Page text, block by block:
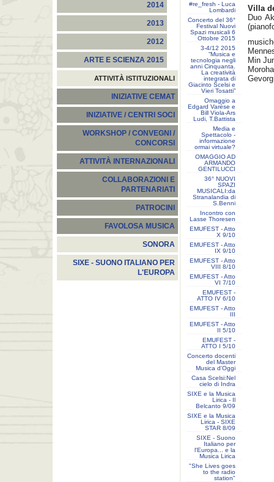
2014
2013
2012
ARTE E SCIENZA 2015
ATTIVITÀ ISTITUZIONALI
INIZIATIVE CEMAT
INIZIATIVE / CENTRI SOCI
WORKSHOP / CONVEGNI /
CONCORSI
ATTIVITÀ INTERNAZIONALI
COLLABORAZIONI E
PARTENARIATI
PATROCINI
FAVOLOSA MUSICA
SONORA
SIXE - SUONO ITALIANO PER
L'EUROPA
#re_fresh - Luca
Lombardi
Concerto del 36°
Festival Nuovi
Spazi musicali 6
Ottobre 2015
3-4/12 2015
“Musica e
tecnologia negli
anni Cinquanta.
La creatività
integrata di
Giacinto Scelsi e
Vieri Tosatti”
Omaggio a
Edgard Varèse e
Bill Viola-Ars
Ludi, T.Battista
Media e
Spettacolo -
informazione
ormai virtuale?
OMAGGIO AD
ARMANDO
GENTILUCCI
36° NUOVI
SPAZI
MUSICALI:da
Stranalandia di
S.Benni
Incontro con
Lasse Thoresen
EMUFEST - Atto
X 9/10
EMUFEST - Atto
IX 9/10
EMUFEST - Atto
VIII 8/10
EMUFEST - Atto
VI 7/10
EMUFEST -
ATTO IV 6/10
EMUFEST - Atto
III
EMUFEST - Atto
II 5/10
EMUFEST -
ATTO I 5/10
Concerto docenti
del Master
Musica d'Oggi
Casa Scelsi:Nel
cielo di Indra
SIXE e la Musica
Lirica - Il
Belcanto 9/09
SIXE e la Musica
Lirica - SIXE
STAR 8/09
SIXE - Suono
Italiano per
l'Europa... e la
Musica Lirica
"She Lives goes
to the radio
station"
Villa
Duo
Min